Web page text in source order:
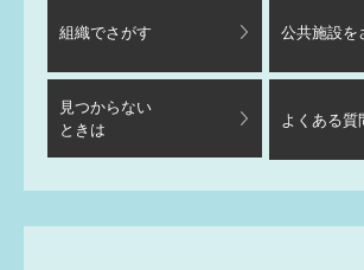
組織でさがす 公共施設を
見つからない
ときは
よくある質